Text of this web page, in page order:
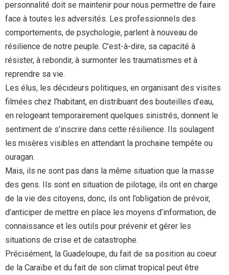
personnalité doit se maintenir pour nous permettre de faire
face à toutes les adversités. Les professionnels des
comportements, de psychologie, parlent à nouveau de
résilience de notre peuple. C’est-à-dire, sa capacité à
résister, à rebondir, à surmonter les traumatismes et à
reprendre sa vie.
Les élus, les décideurs politiques, en organisant des visites
filmées chez l’habitant, en distribuant des bouteilles d’eau,
en relogeant temporairement quelques sinistrés, donnent le
sentiment de s’inscrire dans cette résilience. Ils soulagent
les misères visibles en attendant la prochaine tempête ou
ouragan.
Mais, ils ne sont pas dans la même situation que la masse
des gens. Ils sont en situation de pilotage, ils ont en charge
de la vie des citoyens, donc, ils ont l’obligation de prévoir,
d’anticiper de mettre en place les moyens d’information, de
connaissance et les outils pour prévenir et gérer les
situations de crise et de catastrophe.
Précisément, la Guadeloupe, du fait de sa position au coeur
de la Caraïbe et du fait de son climat tropical peut être